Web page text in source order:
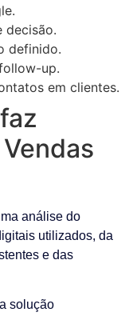
decisão.
definido.
up.
em clientes.
análise do
utilizados, da
e das
solução